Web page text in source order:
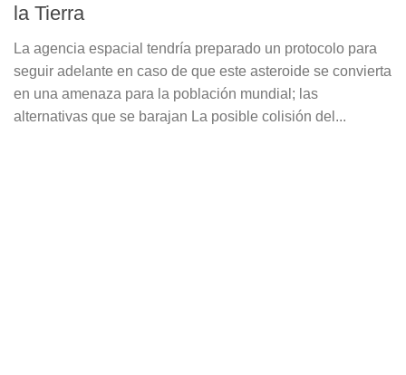
la Tierra
La agencia espacial tendría preparado un protocolo para
seguir adelante en caso de que este asteroide se convierta
en una amenaza para la población mundial; las
alternativas que se barajan La posible colisión del...